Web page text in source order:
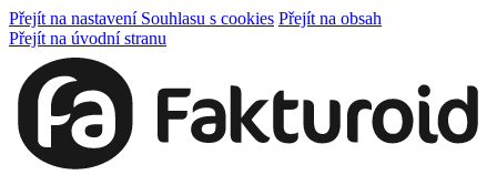
Přejít na nastavení Souhlasu s cookies Přejít na obsah
Přejít na úvodní stranu